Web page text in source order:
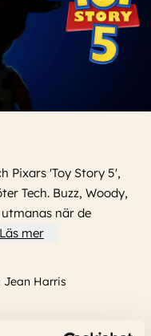
Pixars 'Toy Story 5',
Tech. Buzz, Woody,
när de
Läs mer
Jean Harris